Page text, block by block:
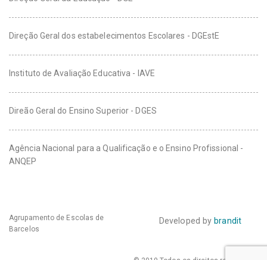
Direção Geral dos estabelecimentos Escolares - DGEstE
Instituto de Avaliação Educativa - IAVE
Direão Geral do Ensino Superior - DGES
Agência Nacional para a Qualificação e o Ensino Profissional -
ANQEP
Agrupamento de Escolas de
Barcelos
Developed by brandit